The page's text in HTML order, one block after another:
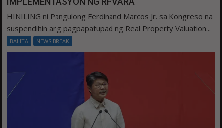
HINILING ni Pangulong Ferdinand Marcos Jr. sa Kongreso na
suspendihin ang pagpapatupad ng Real Property Valuation...
BALITA NEWS BREAK